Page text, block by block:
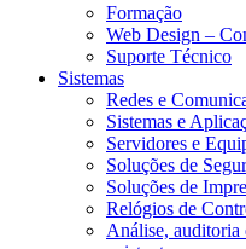
Formação
Web Design –
Suporte Técnico
Sistemas
Redes e
Sistemas e
Servidores e
Soluções de
Soluções de
Relógios de
Análise, auditoria